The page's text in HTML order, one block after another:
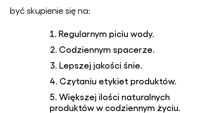
być skupienie się na:
Regularnym piciu wody.
Codziennym spacerze.
Lepszej jakości śnie.
Czytaniu etykiet produktów.
Większej ilości naturalnych
produktów w codziennym życiu.